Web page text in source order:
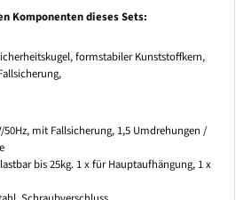
Komponenten dieses Sets:
formstabiler Kunststoffkern,
50Hz, mit Fallsicherung, 1,5 Umdrehungen /
bis 25kg. 1 x für Hauptaufhängung, 1 x